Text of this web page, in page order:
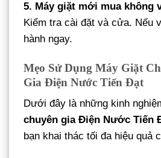
5. Máy giặt mới mua không
Kiểm tra cài đặt và cửa. Nếu
hành ngay.
Mẹo Sử Dụng Máy Giặt
Gia Điện Nước Tiến Đạt
Dưới đây là những kinh
chuyên gia Điện Nước Tiến
bạn khai thác tối đa hiệu quả